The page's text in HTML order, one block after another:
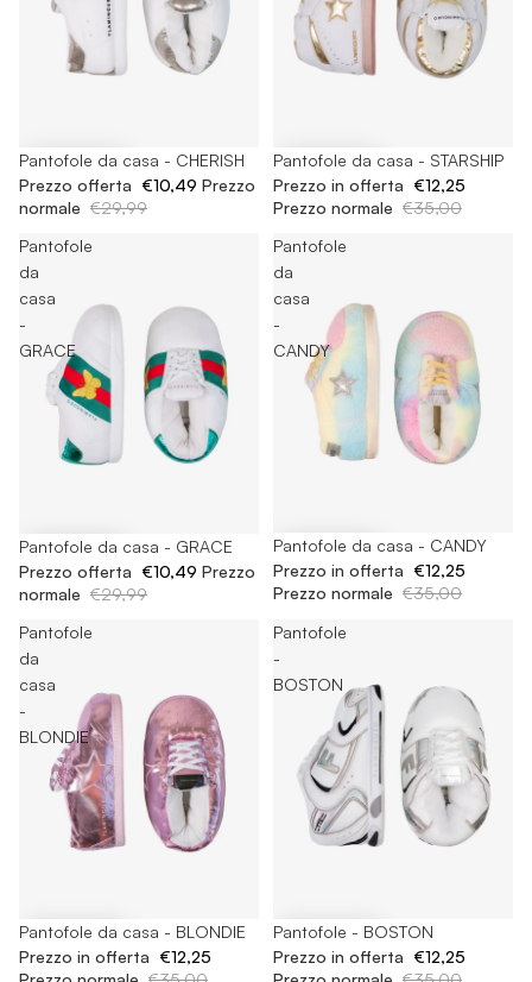
-65%
Pantofole da casa - CHERISH
Prezzo offerta €10,49 Prezzo
normale €29,99
-65%
Pantofole da casa - STARSHIP
Prezzo in offerta €12,25
Prezzo normale €35,00
Pantofole
da
casa
-
GRACE
-65%
Pantofole da casa - GRACE
Prezzo offerta €10,49 Prezzo
normale €29,99
Pantofole
da
casa
-
CANDY
-65%
Pantofole da casa - CANDY
Prezzo in offerta €12,25
Prezzo normale €35,00
Pantofole
da
casa
-
BLONDIE
-65%
Pantofole da casa - BLONDIE
Prezzo in offerta €12,25
Pantofole
-
BOSTON
-65%
Pantofole - BOSTON
Prezzo in offerta €12,25